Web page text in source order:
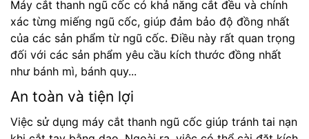
Máy cắt thanh ngũ cốc có khả năng cắt đều và chính
xác từng miếng ngũ cốc, giúp đảm bảo độ đồng nhất
của các sản phẩm từ ngũ cốc. Điều này rất quan trọng
đối với các sản phẩm yêu cầu kích thước đồng nhất
như bánh mì, bánh quy...
An toàn và tiện lợi
Việc sử dụng máy cắt thanh ngũ cốc giúp tránh tai nạn